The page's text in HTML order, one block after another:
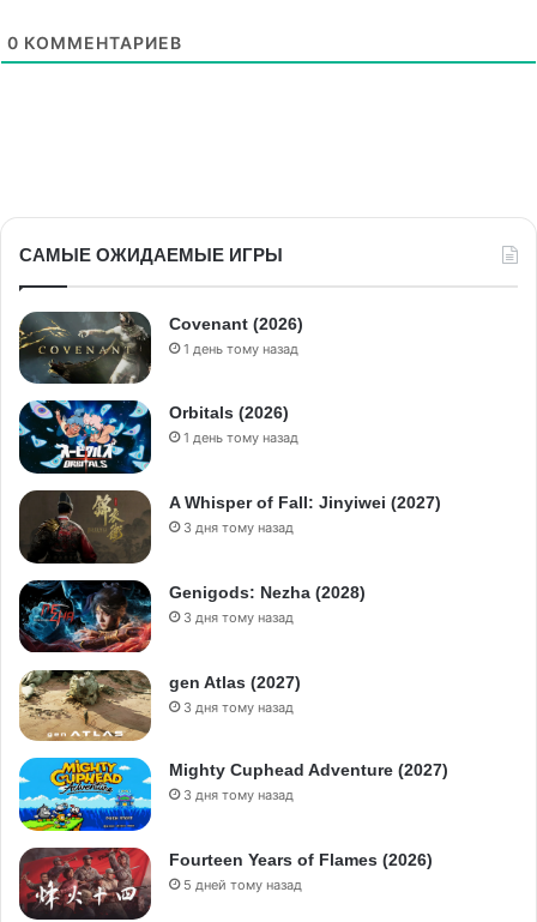
0 КОММЕНТАРИЕВ
САМЫЕ ОЖИДАЕМЫЕ ИГРЫ
Covenant (2026)
1 день тому назад
Orbitals (2026)
1 день тому назад
A Whisper of Fall: Jinyiwei (2027)
3 дня тому назад
Genigods: Nezha (2028)
3 дня тому назад
gen Atlas (2027)
3 дня тому назад
Mighty Cuphead Adventure (2027)
3 дня тому назад
Fourteen Years of Flames (2026)
5 дней тому назад